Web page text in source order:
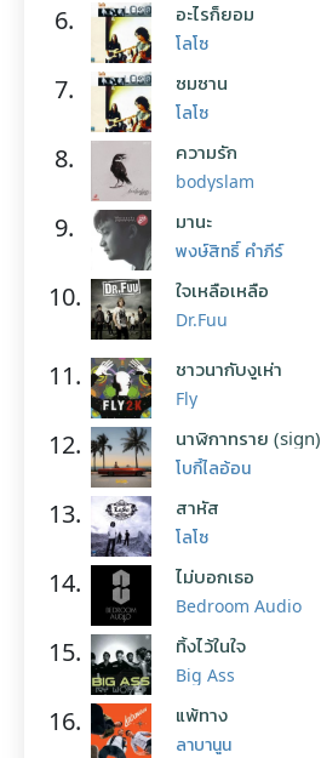
6. อะไรก็ยอม
โลโซ
7. ซมซาน
โลโซ
8. ความรัก
bodyslam
9. มานะ
พงษ์สิทธิ์ คำภีร์
10. ใจเหลือเหลือ
Dr.Fuu
11. ชาวนากับงูเห่า
Fly
12. นาฬิกาทราย (sign)
โบกี้ไลอ้อน
13. สาหัส
โลโซ
14. ไม่บอกเธอ
Bedroom Audio
15. ทิ้งไว้ในใจ
Big Ass
16. แพ้ทาง
ลาบานูน